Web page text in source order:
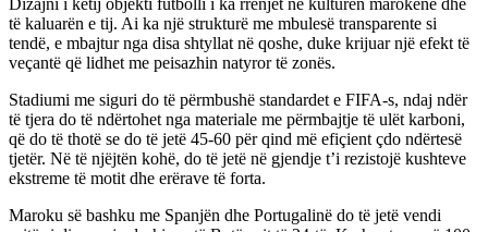
të kaluarën e tij. Ai ka një strukturë me mbulesë transparente si
tendë, e mbajtur nga disa shtyllat në qoshe, duke krijuar një efekt të
veçantë që lidhet me peisazhin natyror të zonës.
Stadiumi me siguri do të përmbushë standardet e FIFA-s, ndaj ndër
të tjera do të ndërtohet nga materiale me përmbajtje të ulët karboni,
që do të thotë se do të jetë 45-60 për qind më efiçient çdo ndërtesë
tjetër. Në të njëjtën kohë, do të jetë në gjendje t’i rezistojë kushteve
ekstreme të motit dhe erërave të forta.
Maroku së bashku me Spanjën dhe Portugalinë do të jetë vendi